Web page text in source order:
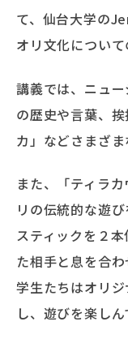
て、仙台大学の
オリ文化につい
講義では、ニュ
の歴史や言葉、
カ」などさまざま
また、「ティラ
リの伝統的な遊
スティックを２
た相手と息を合わ
学生たちはオリ
し、遊びを楽しん